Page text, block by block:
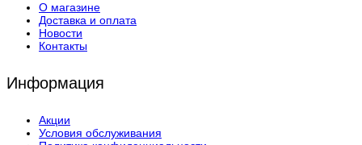
О магазине
Доставка и оплата
Новости
Контакты
Информация
Акции
Условия обслуживания